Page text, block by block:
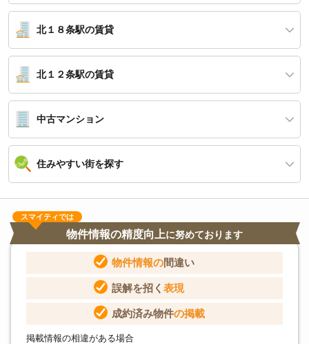
北１８条駅の賃貸
北１２条駅の賃貸
中古マンション
住みやすい街を探す
スマイティでは
物件情報の精度向上に努めております
物件情報の間違い
誤解を招く 表現
成約済み物件の掲載
掲載情報の相違がある場合